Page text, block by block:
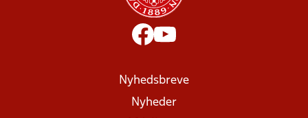
Nyhedsbreve
Nyheder